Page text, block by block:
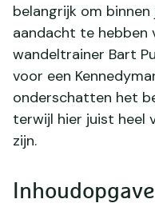
belangrijk om
aandacht te
wandeltrainer Bart
voor een
onderschatten het
terwijl hier juist heel
zijn.
Inhoudopgave